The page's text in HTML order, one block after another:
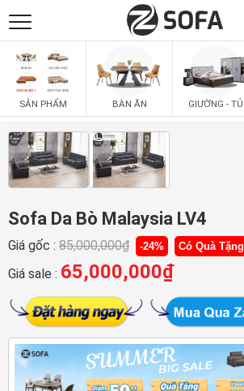
SẢN PHẨM
SOFAS
PHÒNG ĂN
PHÒNG NGỦ
PHÒNG KHÁCH
LIÊN HỆ
SẢN PHẨM BÀN ĂN GIƯỜNG - TỦ
Sofa Da Bò Malaysia LV4
Giá gốc : 85,000,000₫ -24% Có Quà Tặng
Giá sale : 65,000,000₫